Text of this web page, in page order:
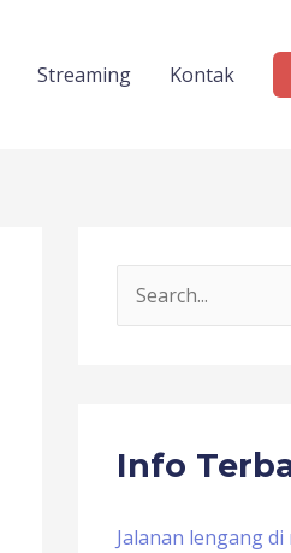
Streaming Kontak
c
f
Info
Jalanan lengang di